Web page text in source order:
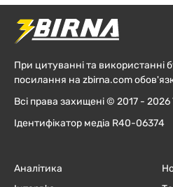
При цитуванні та використанні
посилання на zbirna.com
Всі права захищені © 2017 -
Ідентифікатор медіа R40-06374
Аналітика